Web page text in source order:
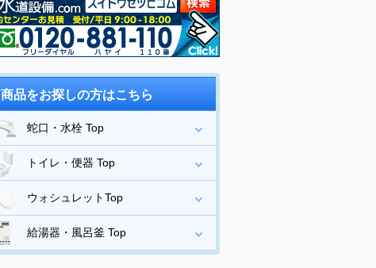
商品をお探しの方はこちら
蛇口・水栓 Top
トイレ・便器 Top
ウォシュレットTop
給湯器・風呂釜 Top